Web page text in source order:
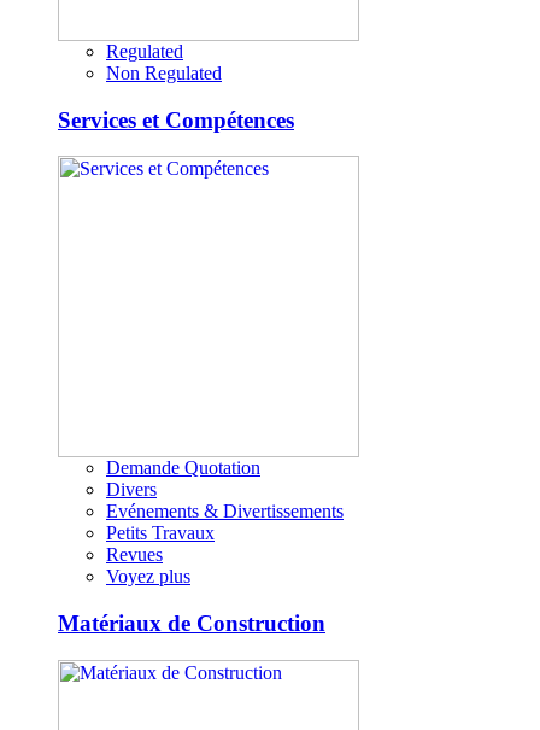
Regulated
Non Regulated
Services et Compétences
Demande Quotation
Divers
Evénements & Divertissements
Petits Travaux
Revues
Voyez plus
Matériaux de Construction